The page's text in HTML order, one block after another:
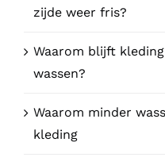
zijde weer fris?
Waarom blijft
wassen?
Waarom minder
kleding